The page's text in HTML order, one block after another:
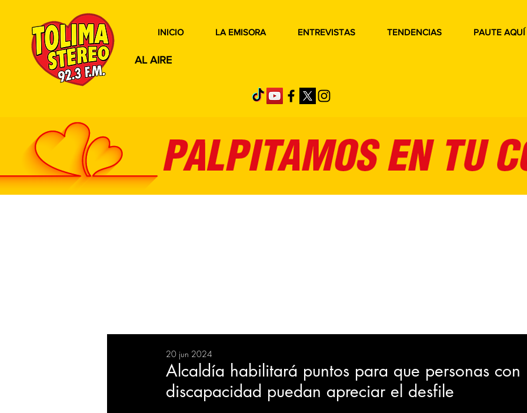
AL AIRE
INICIO LA EMISORA ENTREVISTAS TENDENCIAS PAUTE AQUÍ
BIENESTAR EVENTOS
TECNOLOGIA INTERNACIONAL
Alcaldía habilitará puntos para que personas con
discapacidad puedan apreciar el desfile
20 jun 2024